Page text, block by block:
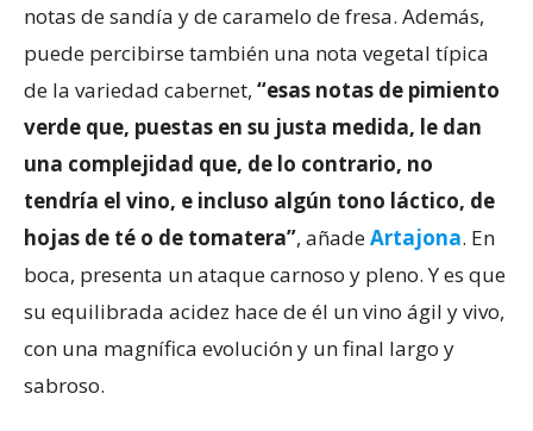
notas de sandía y de caramelo de fresa. Además,
puede percibirse también una nota vegetal típica
de la variedad cabernet, “esas notas de pimiento
verde que, puestas en su justa medida, le dan
una complejidad que, de lo contrario, no
tendría el vino, e incluso algún tono láctico, de
hojas de té o de tomatera”, añadeArtajona. En
boca, presenta un ataque carnoso y pleno. Y es que
su equilibrada acidez hace de él un vino ágil y vivo,
con una magnífica evolución y un final largo y
sabroso.